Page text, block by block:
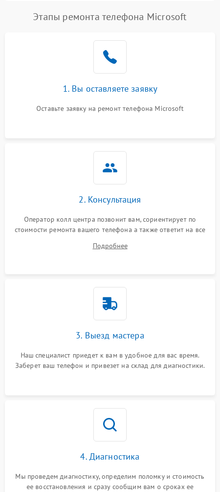
Этапы ремонта телефона Microsoft
1. Вы оставляете заявку
Оставьте заявку на ремонт телефона Microsoft
2. Консультация
Оператор колл центра позвонит вам, сориентирует по
стоимости ремонта вашего телефона а также ответит на все
Подробнее
3. Выезд мастера
Наш специалист приедет к вам в удобное для вас время.
Заберет ваш телефон и привезет на склад для диагностики.
4. Диагностика
Мы проведем диагностику, определим поломку и стоимость
ее восстановления и сразу сообщим вам о сроках ее